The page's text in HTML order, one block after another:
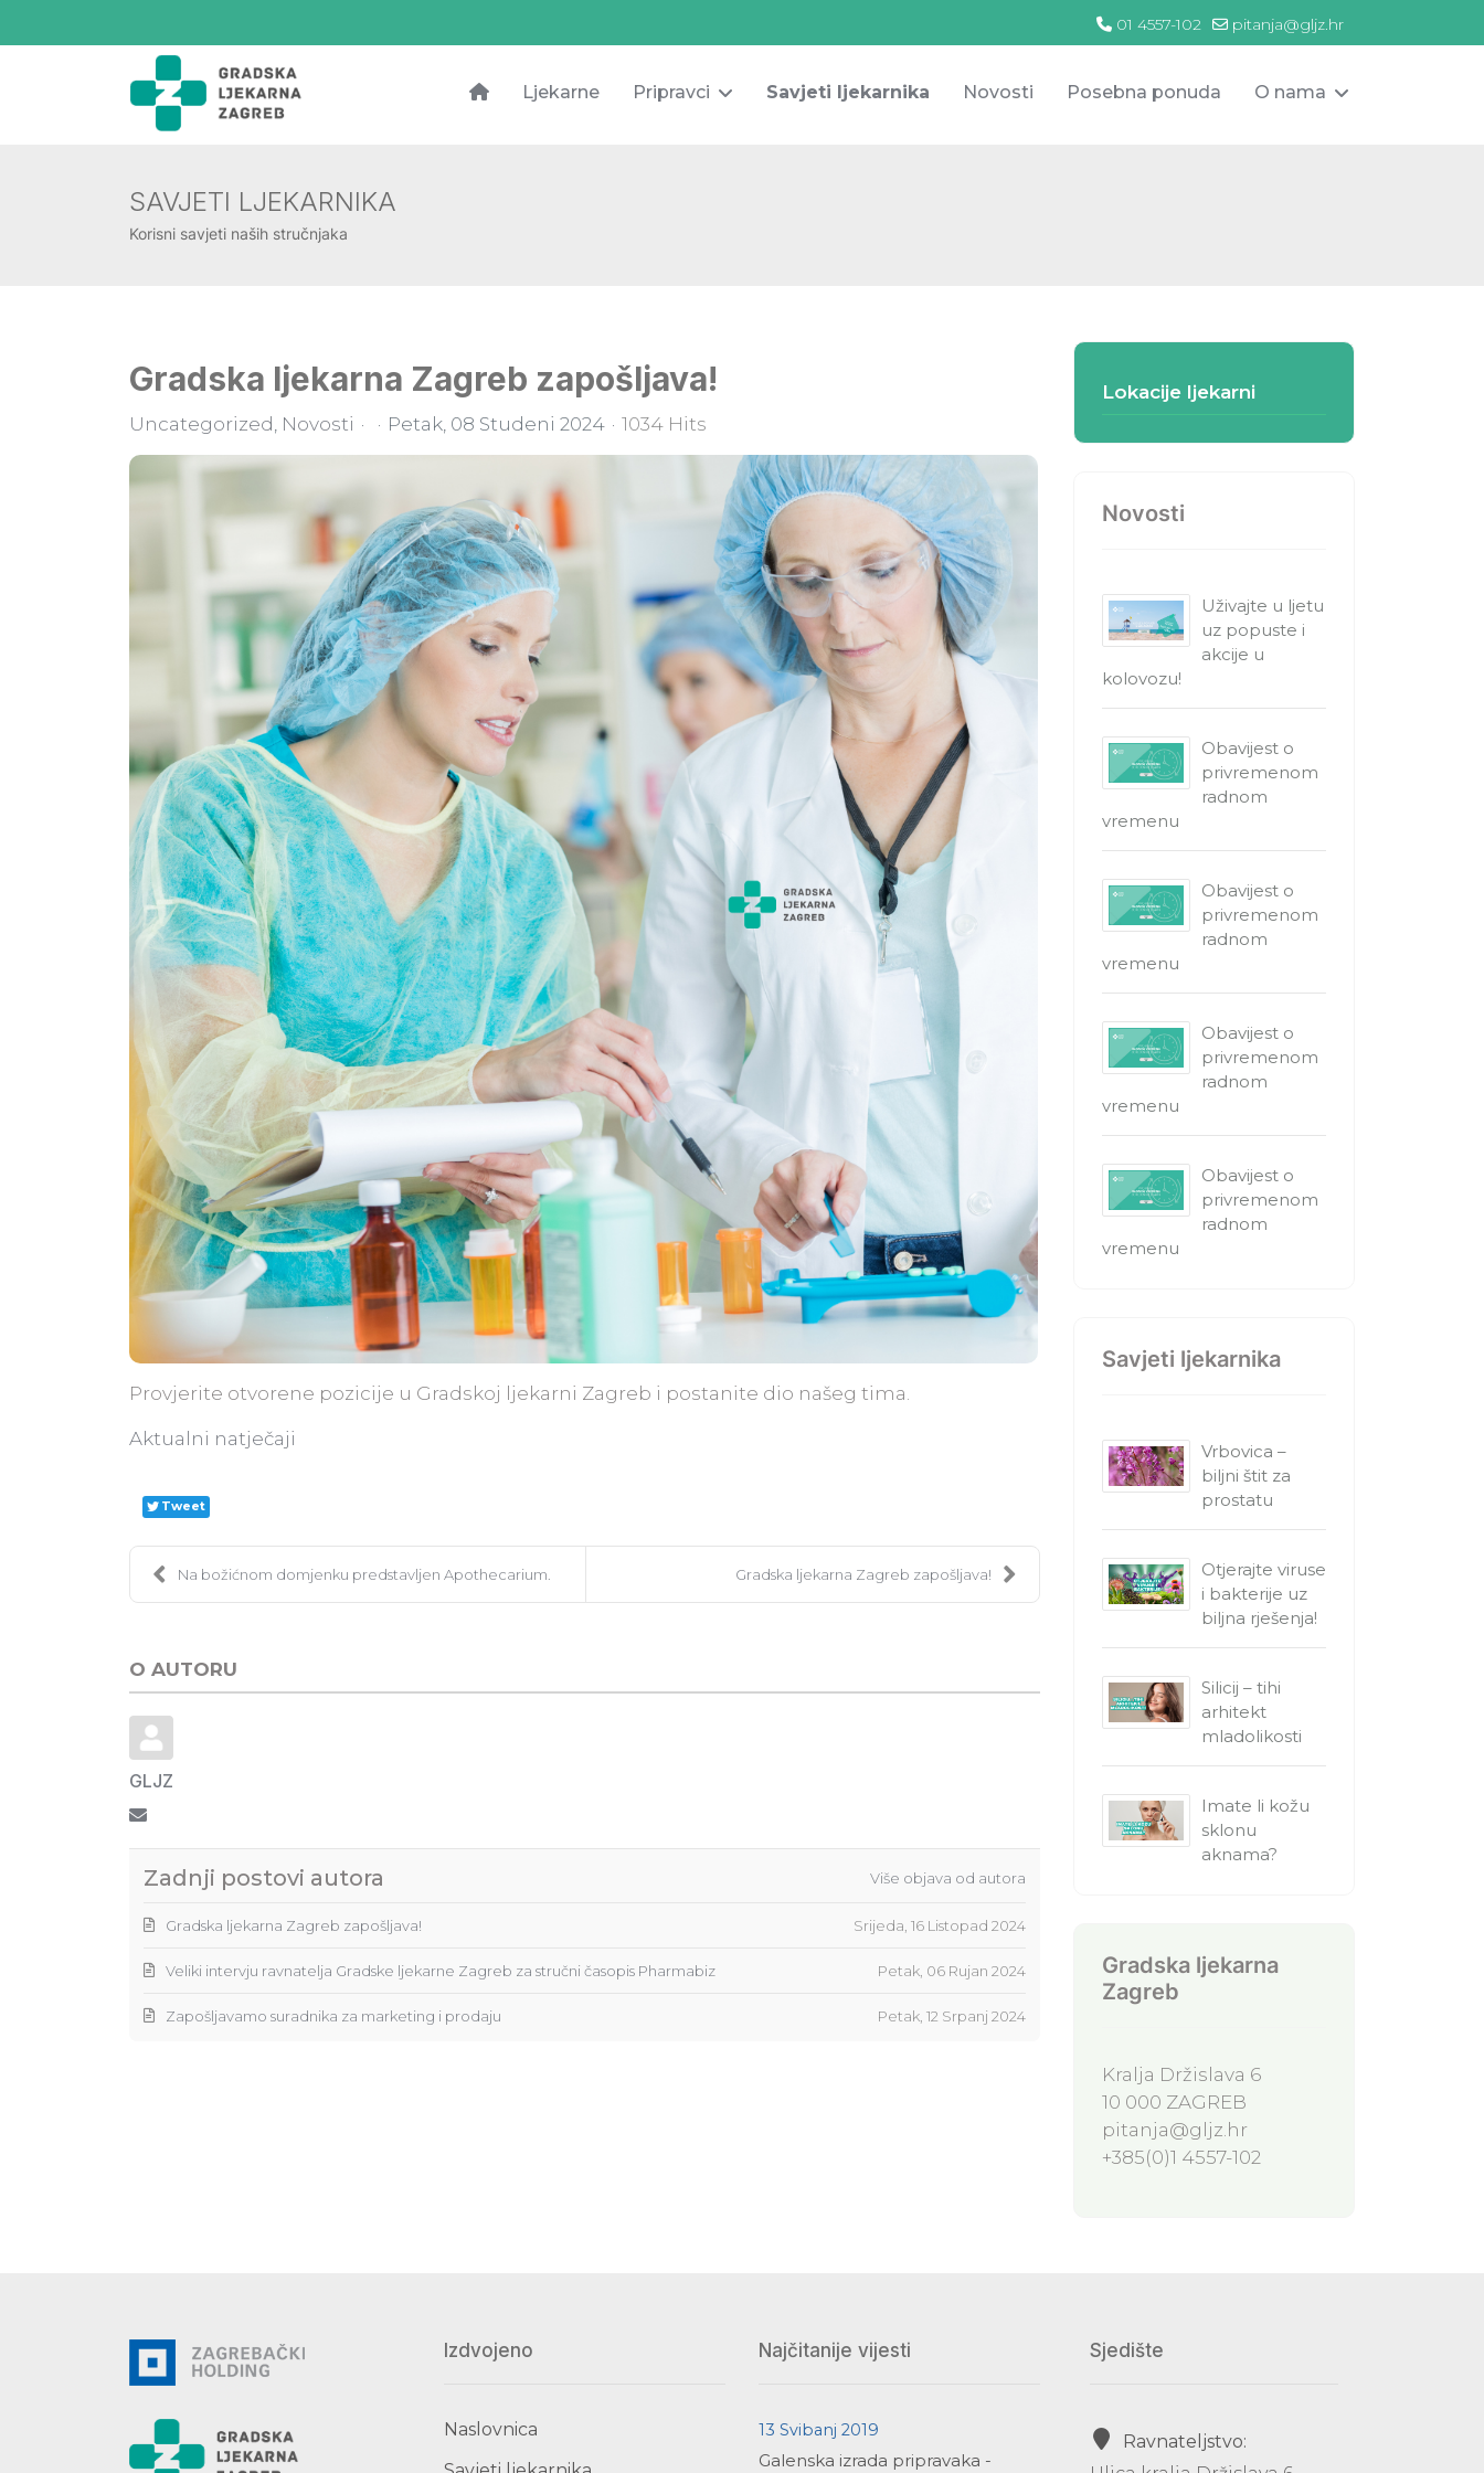
01 4557-102 pitanja@gljz.hr
Ljekarne Pripravci Savjeti ljekarnika Novosti Posebna ponuda O nama
SAVJETI LJEKARNIKA
Korisni savjeti naših stručnjaka
Gradska ljekarna Zagreb zapošljava!
Uncategorized Novosti Petak, 08 Studeni 2024 1034 Hits
Provjerite otvorene pozicije u Gradskoj ljekarni Zagreb i postanite dio našeg tima.
Aktualni natječaji
Tweet
Na božićnom domjenku predstavljen Apothecarium. Gradska ljekarna Zagreb zapošljava!
O AUTORU
GLJZ
Pretplata na ažuriranja ovog autora
Zadnji postovi autora Više objava od autora
Srijeda, 16 Listopad 2024
Gradska ljekarna Zagreb zapošljava!
Petak, 06 Rujan 2024
Veliki intervju ravnatelja Gradske ljekarne Zagreb za stručni časopis Pharmabiz
Petak, 12 Srpanj 2024
Zapošljavamo suradnika za marketing i prodaju
Lokacije ljekarni
Novosti
Uživajte u ljetu
uz popuste i
akcije u
kolovozu!
Obavijest o
privremenom
radnom
vremenu
Obavijest o
privremenom
radnom
vremenu
Obavijest o
privremenom
radnom
vremenu
Obavijest o
privremenom
radnom
vremenu
Savjeti ljekarnika
Vrbovica –
biljni štit za
prostatu
Otjerajte viruse
i bakterije uz
biljna rješenja!
Silicij – tihi
arhitekt
mladolikosti
Imate li kožu
sklonu
aknama?
Gradska ljekarna
Zagreb
Kralja Držislava 6
10 000 ZAGREB
pitanja@gljz.hr
+385(0)1 4557-102
Izdvojeno
Naslovnica
Najčitanije vijesti
13 Svibanj 2019
Galenska izrada pripravaka -
Sjedište
Ravnateljstvo: